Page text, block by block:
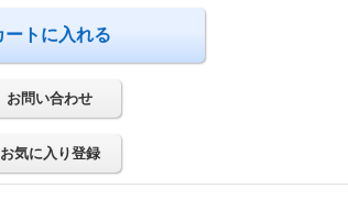
お問い合わせ
お気に入り登録